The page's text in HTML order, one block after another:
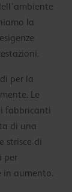
la
per la
Le
fabbricanti
di una
strisce di
per
in aumento.